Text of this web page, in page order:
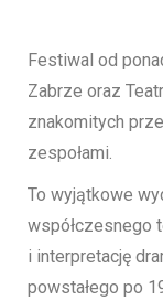
Festiwal od
Zabrze oraz
znakomitych
zespołami.
To wyjątkowe
współczesnego
i interpretację
powstałego po